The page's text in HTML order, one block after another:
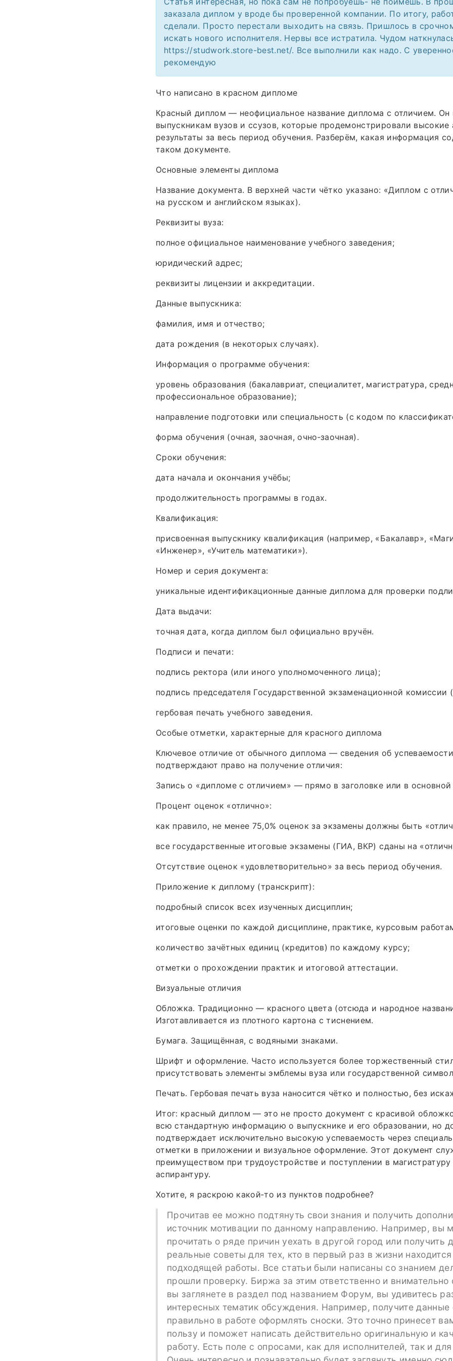
заказала диплом у вроде бы проверенной компании. По итогу,
сделали. Просто перестали выходить на связь. Пришлось в
искать нового исполнителя. Нервы все истратила. Чудом
https://studwork.store-best.net/. Все выполнили как надо. С
рекомендую
Что написано в красном дипломе
Красный диплом — неофициальное название диплома с отличием. Он
выпускникам вузов и ссузов, которые продемонстрировали высокие
результаты за весь период обучения. Разберём, какая информация
таком документе.
Основные элементы диплома
Название документа. В верхней части чётко указано: «Диплом с
на русском и английском языках).
Реквизиты вуза:
полное официальное наименование учебного заведения;
юридический адрес;
реквизиты лицензии и аккредитации.
Данные выпускника:
фамилия, имя и отчество;
дата рождения (в некоторых случаях).
Информация о программе обучения:
уровень образования (бакалавриат, специалитет, магистратура,
профессиональное образование);
направление подготовки или специальность (с кодом по
форма обучения (очная, заочная, очно‑заочная).
Сроки обучения:
дата начала и окончания учёбы;
продолжительность программы в годах.
Квалификация:
присвоенная выпускнику квалификация (например, «Бакалавр»,
«Инженер», «Учитель математики»).
Номер и серия документа:
уникальные идентификационные данные диплома для проверки
Дата выдачи:
точная дата, когда диплом был официально вручён.
Подписи и печати:
подпись ректора (или иного уполномоченного лица);
подпись председателя Государственной экзаменационной комиссии
гербовая печать учебного заведения.
Особые отметки, характерные для красного диплома
Ключевое отличие от обычного диплома — сведения об
подтверждают право на получение отличия:
Запись о «дипломе с отличием» — прямо в заголовке или в основной
Процент оценок «отлично»:
как правило, не менее 75,0% оценок за экзамены должны быть
все государственные итоговые экзамены (ГИА, ВКР) сданы на
Отсутствие оценок «удовлетворительно» за весь период обучения.
Приложение к диплому (транскрипт):
подробный список всех изученных дисциплин;
итоговые оценки по каждой дисциплине, практике, курсовым
количество зачётных единиц (кредитов) по каждому курсу;
отметки о прохождении практик и итоговой аттестации.
Визуальные отличия
Обложка. Традиционно — красного цвета (отсюда и народное
Изготавливается из плотного картона с тиснением.
Бумага. Защищённая, с водяными знаками.
Шрифт и оформление. Часто используется более торжественный
присутствовать элементы эмблемы вуза или государственной
Печать. Гербовая печать вуза наносится чётко и полностью, без
Итог: красный диплом — это не просто документ с красивой
всю стандартную информацию о выпускнике и его образовании, но
подтверждает исключительно высокую успеваемость через
отметки в приложении и визуальное оформление. Этот документ
преимуществом при трудоустройстве и поступлении в магистратуру
аспирантуру.
Хотите, я раскрою какой‑то из пунктов подробнее?
Прочитав ее можно подтянуть свои знания и получить
источник мотивации по данному направлению. Например, вы
прочитать о ряде причин уехать в другой город или получить
реальные советы для тех, кто в первый раз в жизни
подходящей работы. Все статьи были написаны со знанием
прошли проверку. Биржа за этим ответственно и внимательно
вы заглянете в раздел под названием Форум, вы удивитесь
интересных тематик обсуждения. Например, получите
правильно в работе оформлять сноски. Это точно принесет
пользу и поможет написать действительно оригинальную и
работу. Есть поле с опросами, как для исполнителей, так и для